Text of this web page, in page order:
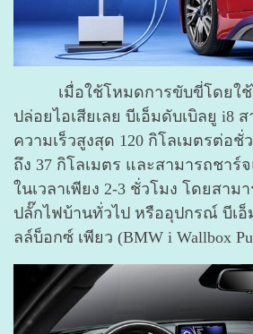
เมื่อใช้โหมดการขับขี่โดยใช้
ปล่อยไอเสียเลย บีเอ็มดับเบิลยู i8
ความเร็วสูงสุด 120 กิโลเมตรต่อชั่
ถึง 37 กิโลเมตร และสามารถชาร์
ในเวลาเพียง 2-3 ชั่วโมง โดยสาม
ปลั๊กไฟบ้านทั่วไป หรืออุปกรณ์ บีเอ็
ลล์บ็อกซ์ เพียว (BMW i Wallbox